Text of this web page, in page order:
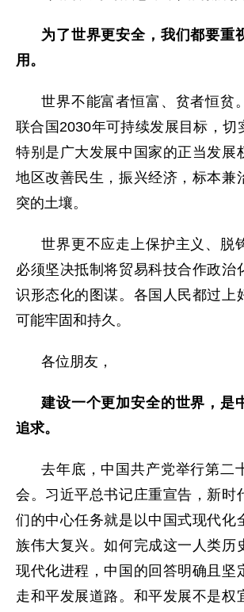
为了世界更安全，我们都要重
用。
世界不能富者恒富、贫者恒贫
联合国2030年可持续发展目标，切
特别是广大发展中国家的正当发展
地区改善民生，振兴经济，标本兼
突的土壤。
世界更不应走上保护主义、脱
必须坚决抵制将贸易科技合作政治
识形态化的图谋。各国人民都过上
可能牢固和持久。
各位朋友，
建设一个更加安全的世界，是
追求。
去年底，中国共产党举行第二
会。习近平总书记庄重宣告，新时
们的中心任务就是以中国式现代化
族伟大复兴。如何完成这一人类历
现代化进程，中国的回答明确且坚
走和平发展道路。和平发展不是权